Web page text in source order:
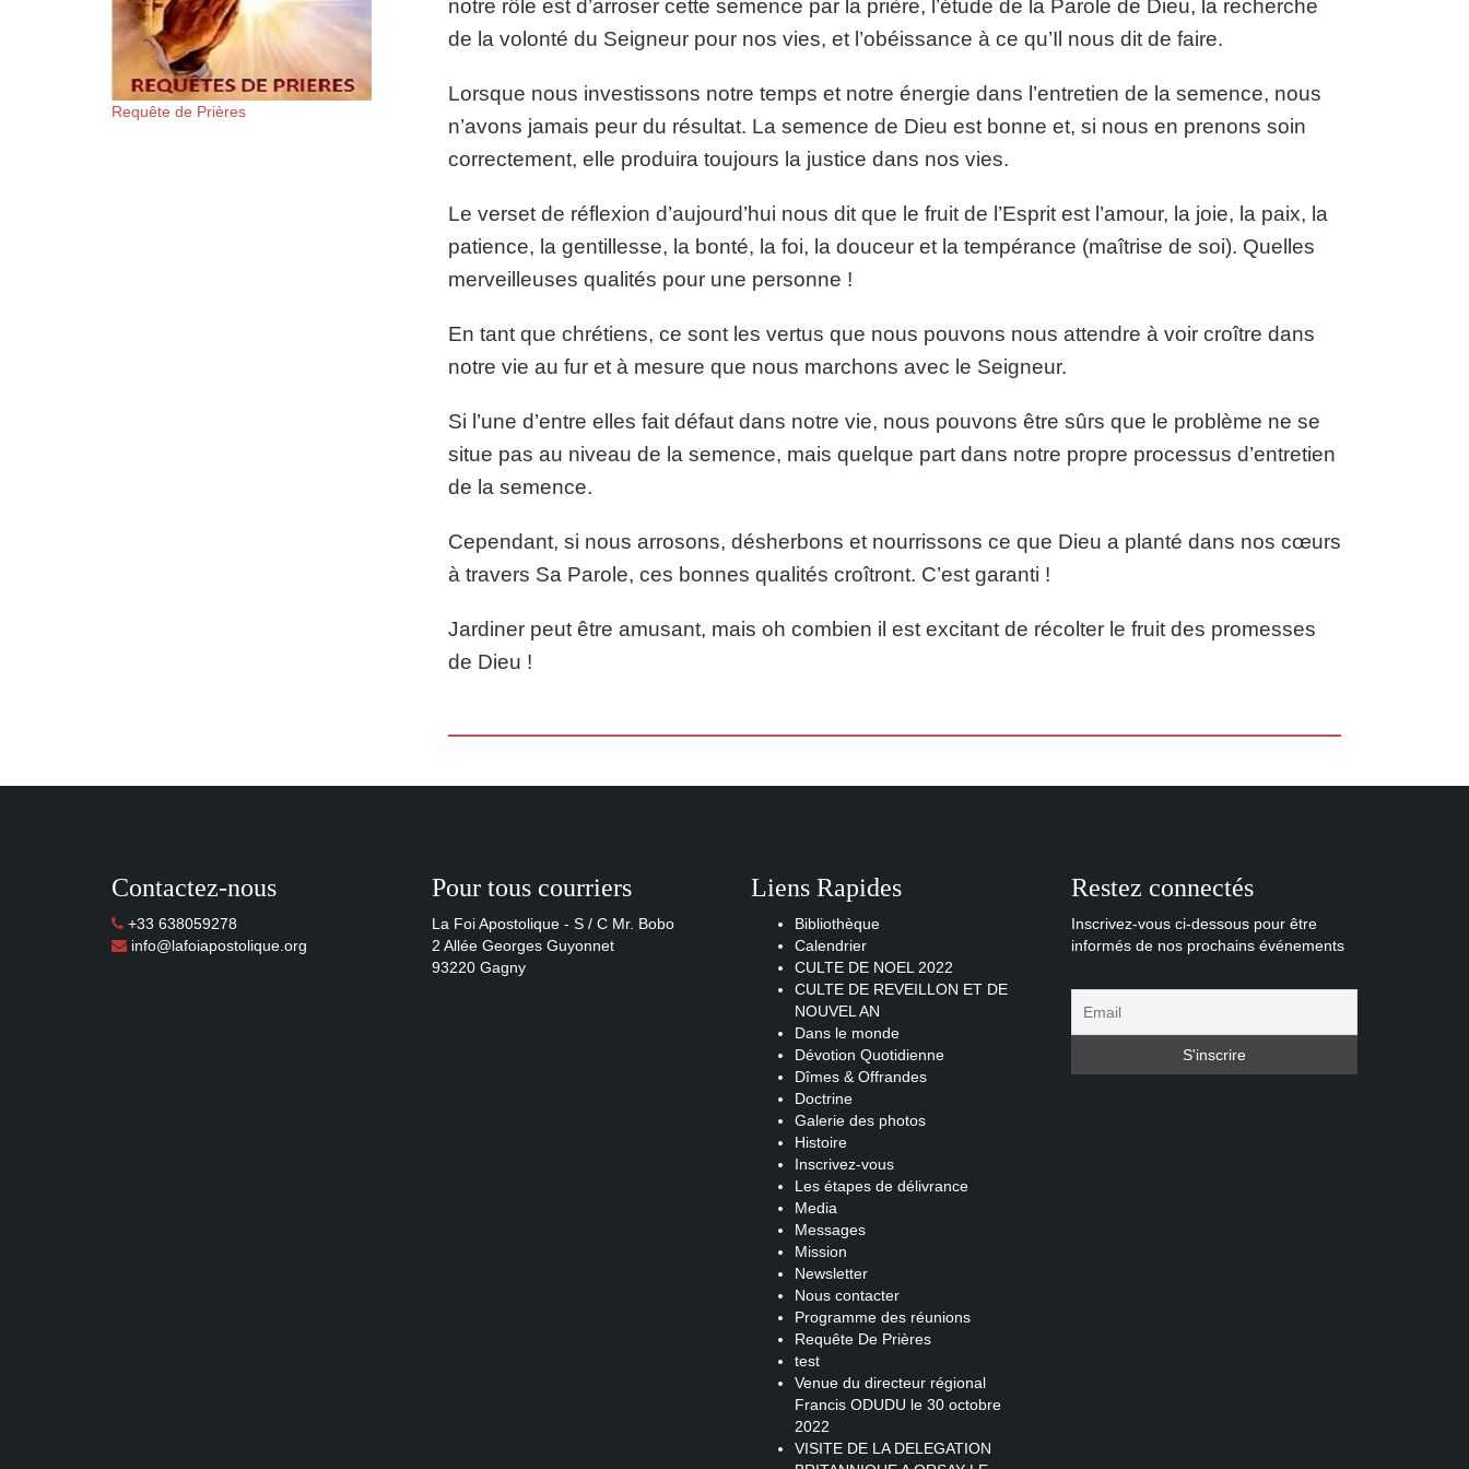
Requête de Prières
notre rôle est d’arroser cette semence par la prière, l’étude de la Parole de Dieu, la recherche
de la volonté du Seigneur pour nos vies, et l’obéissance à ce qu’Il nous dit de faire.
Lorsque nous investissons notre temps et notre énergie dans l’entretien de la semence, nous
n’avons jamais peur du résultat. La semence de Dieu est bonne et, si nous en prenons soin
correctement, elle produira toujours la justice dans nos vies.
Le verset de réflexion d’aujourd’hui nous dit que le fruit de l’Esprit est l’amour, la joie, la paix, la
patience, la gentillesse, la bonté, la foi, la douceur et la tempérance (maîtrise de soi). Quelles
merveilleuses qualités pour une personne !
En tant que chrétiens, ce sont les vertus que nous pouvons nous attendre à voir croître dans
notre vie au fur et à mesure que nous marchons avec le Seigneur.
Si l’une d’entre elles fait défaut dans notre vie, nous pouvons être sûrs que le problème ne se
situe pas au niveau de la semence, mais quelque part dans notre propre processus d’entretien
de la semence.
Cependant, si nous arrosons, désherbons et nourrissons ce que Dieu a planté dans nos cœurs
à travers Sa Parole, ces bonnes qualités croîtront. C’est garanti !
Jardiner peut être amusant, mais oh combien il est excitant de récolter le fruit des promesses
de Dieu !
Contactez-nous
+33 638059278
info@lafoiapostolique.org
Pour tous courriers
La Foi Apostolique - S / C Mr. Bobo
2 Allée Georges Guyonnet
93220 Gagny
Liens Rapides
Bibliothèque
Calendrier
CULTE DE NOEL 2022
CULTE DE REVEILLON ET DE
NOUVEL AN
Dans le monde
Dévotion Quotidienne
Dîmes & Offrandes
Doctrine
Galerie des photos
Histoire
Inscrivez-vous
Les étapes de délivrance
Media
Messages
Mission
Newsletter
Nous contacter
Programme des réunions
Requête De Prières
test
Venue du directeur régional
Francis ODUDU le 30 octobre
2022
VISITE DE LA DELEGATION
Restez connectés
Inscrivez-vous ci-dessous pour être
informés de nos prochains événements